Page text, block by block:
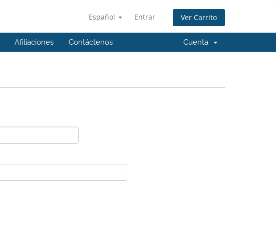
Español Entrar Ver Carrito
Afiliaciones Contáctenos Cuenta